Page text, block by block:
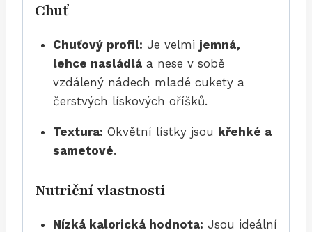
Chuť
Chuťový profil: Je velmi jemná,
lehce nasládláa nese v sobě
vzdálený nádech mladé cukety a
čerstvých lískových oříšků.
Textura: Okvětní lístky jsou křehké a
sametové.
Nutriční vlastnosti
Nízká kalorická hodnota: Jsou ideální